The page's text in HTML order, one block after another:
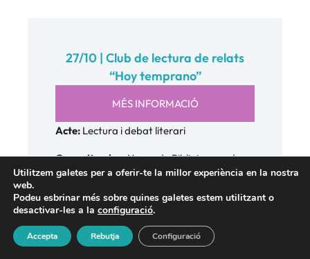
27/10 | Club de lectura de relats
“Hoy temprano”
MÉS INFORMACIÓ
Acte: Lectura i debat literari
Organitzador:Xarxa de Biblioteques de
Cornellà – Ajuntament de Cornellà
Dia i Hora:27/10 | 19:00–20:15
Lloc: Biblioteca Central (Mn. Andreu, 15)
Amb inscripció prèvia al web de la Xarxa de
Utilitzem galetes per a oferir-te la millor experiència en la nostra
web.
Podeu esbrinar més sobre quines galetes estem utilitzant o
desactivar-les a la configuració.
Accepta Rebutja Configuració